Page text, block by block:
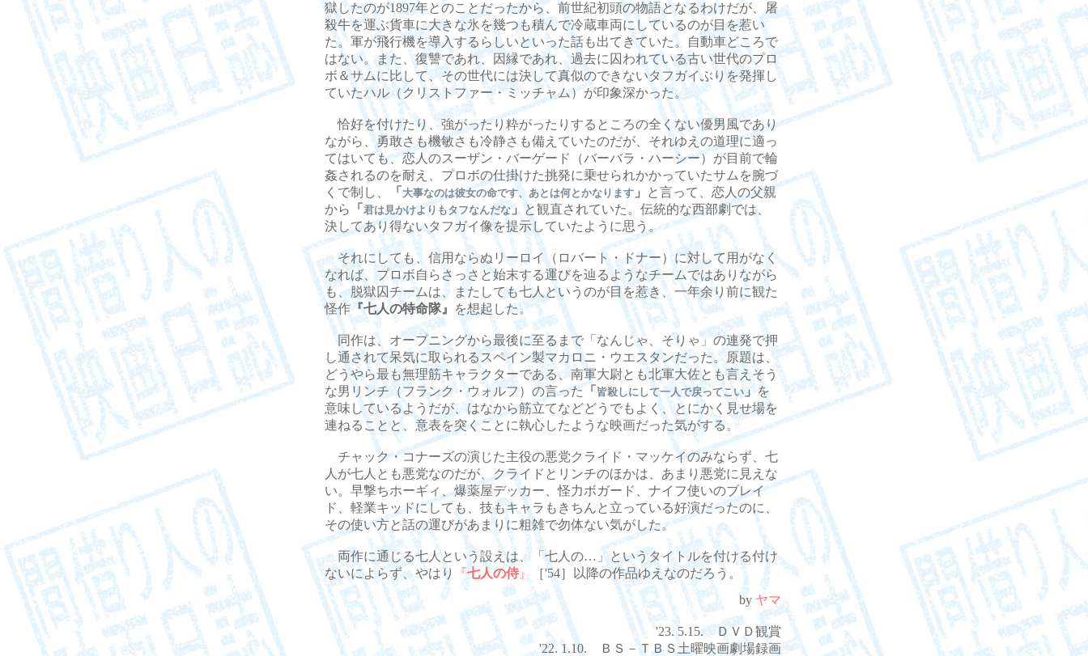
獄したのが1897年とのことだったから、前世紀初頭の物語となるわけだが、屠
殺牛を運ぶ貨車に大きな氷を幾つも積んで冷蔵車両にしているのが目を惹い
た。軍が飛行機を導入するらしいといった話も出てきていた。自動車どころで
はない。また、復讐であれ、因縁であれ、過去に囚われている古い世代のプロ
ボ＆サムに比して、その世代には決して真似のできないタフガイぶりを発揮し
ていたハル（クリストファー・ミッチャム）が印象深かった。
恰好を付けたり、強がったり粋がったりするところの全くない優男風であり
ながら、勇敢さも機敏さも冷静さも備えていたのだが、それゆえの道理に適っ
てはいても、恋人のスーザン・バーゲード（バーバラ・ハーシー）が目前で輪
姦されるのを耐え、プロボの仕掛けた挑発に乗せられかかっていたサムを腕づ
くで制し、
「 大事なのは彼女の命です、あとは何とかなります 」
と言って、恋人の父親
から
「 君は見かけよりもタフなんだな」 と観直されていた。伝統的な西部劇では、
決してあり得ないタフガイ像を提示していたように思う。
それにしても、信用ならぬリーロイ（ロバート・ドナー）に対して用がなく
なれば、プロボ自らさっさと始末する運びを辿るようなチームではありながら
も、脱獄囚チームは、またしても七人というのが目を惹き、一年余り前に観た
怪作『七人の特命隊』 を想起した。
同作は、オープニングから最後に至るまで「なんじゃ、そりゃ」の連発で押
し通されて呆気に取られるスペイン製マカロニ・ウエスタンだった。原題は、
どうやら最も無理筋キャラクターである、南軍大尉とも北軍大佐とも言えそう
な男リンチ（フランク・ウォルフ）の言った 「 皆殺しにして一人で戻ってこい」 を
意味しているようだが、はなから筋立てなどどうでもよく、とにかく見せ場を
連ねることと、意表を突くことに執心したような映画だった気がする。
チャック・コナーズの演じた主役の悪党クライド・マッケイのみならず、七
人が七人とも悪党なのだが、クライドとリンチのほかは、あまり悪党に見えな
い。早撃ちホーギィ、爆薬屋デッカー、怪力ボガード、ナイフ使いのブレイ
ド、軽業キッドにしても、技もキャラもきちんと立っている好演だったのに、
その使い方と話の運びがあまりに粗雑で勿体ない気がした。
両作に通じる七人という設えは、「七人の…」というタイトルを付ける付け
ないによらず、やはり
『七人の侍 』
［'54］以降の作品ゆえなのだろう。
by ヤマ
'23. 5.15. ＤＶＤ観賞
'22. 1.10. ＢＳ－ＴＢＳ土曜映画劇場録画